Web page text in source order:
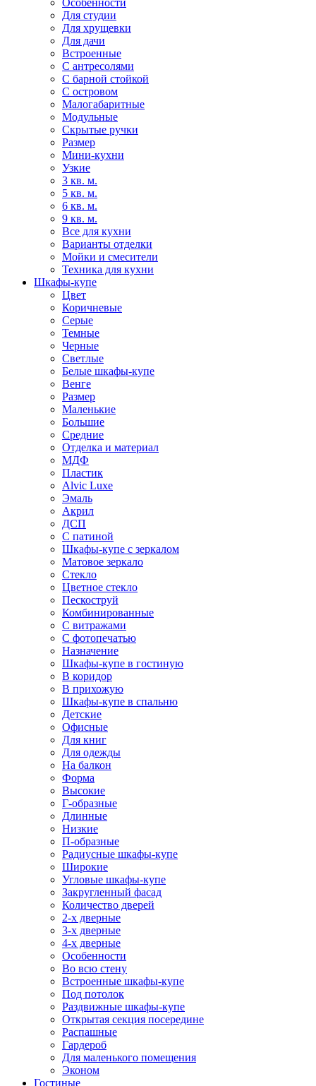
Особенности
Для студии
Для хрущевки
Для дачи
Встроенные
С антресолями
С барной стойкой
С островом
Малогабаритные
Модульные
Скрытые ручки
Размер
Мини-кухни
Узкие
3 кв. м.
5 кв. м.
6 кв. м.
9 кв. м.
Все для кухни
Варианты отделки
Мойки и смесители
Техника для кухни
Шкафы-купе
Цвет
Коричневые
Серые
Темные
Черные
Светлые
Белые шкафы-купе
Венге
Размер
Маленькие
Большие
Средние
Отделка и материал
МДФ
Пластик
Alvic Luxe
Эмаль
Акрил
ДСП
С патиной
Шкафы-купе с зеркалом
Матовое зеркало
Стекло
Цветное стекло
Пескоструй
Комбинированные
С витражами
С фотопечатью
Назначение
Шкафы-купе в гостиную
В коридор
В прихожую
Шкафы-купе в спальню
Детские
Офисные
Для книг
Для одежды
На балкон
Форма
Высокие
Г-образные
Длинные
Низкие
П-образные
Радиусные шкафы-купе
Широкие
Угловые шкафы-купе
Закругленный фасад
Количество дверей
2-х дверные
3-х дверные
4-х дверные
Особенности
Во всю стену
Встроенные шкафы-купе
Под потолок
Раздвижные шкафы-купе
Открытая секция посередине
Распашные
Гардероб
Для маленького помещения
Эконом
Гостиные